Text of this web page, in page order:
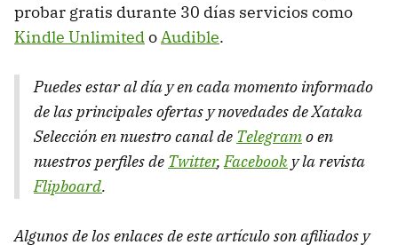
probar gratis durante 30 días servicios como
Kindle UnlimitedoAudible.
Puedes estar al día y en cada momento informado
de las principales ofertas y novedades de Xataka
Selección en nuestro canal de Telegramo en
nuestros perfiles de Twitter,Facebook y la revista
Flipboard.
Algunos de los enlaces de este artículo son afiliados y